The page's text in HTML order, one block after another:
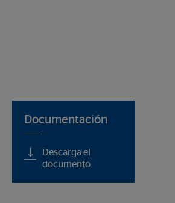
Documentación
Descarga el
documento